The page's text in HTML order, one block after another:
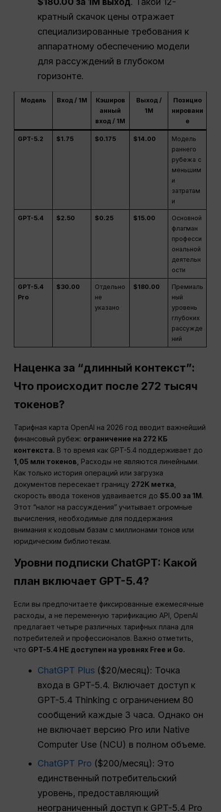
кратный скачок цены отражает
специализированные требования к
аппаратному обеспечению модели
для рассуждений в глубоком
горизонте.
Модель Вход / 1M
Кэширов
анный
вход / 1M
Выход /
1M
Позицио
нировани
е
GPT-5.2 $1.75 $0.175 $14.00
Модель
раннего
рубежа с
меньшим
и
затратам
и
GPT-5.4 $2.50 $0.25 $15.00
Основной
флагман
професси
ональной
деятельн
ости
GPT-5.4
Pro
$30.00
Отдельно
не
указано
$180.00
Премиаль
ный
уровень
глубоких
рассужде
ний
Наценка за “длинный контекст”:
Что происходит после 272 тысяч
токенов?
Тарифная карта OpenAI на 2026 год вводит важнейший
финансовый рубеж: ограничение на 272 КБ
контекста. В то время как GPT-5.4 поддерживает до
1,05 млн токенов , Расходы не являются линейными.
Как только история операций или загрузка
документов пересекает границу 272K метка
скорость ввода токенов удваивается до$5.00 за 1M.
Этот “налог на рассуждения” учитывает огромные
вычисления, необходимые для поддержания
внимания к кодовым базам с миллионами тонов или
юридическим библиотекам.
Уровни подписки ChatGPT: Какой
план включает GPT-5.4?
Если вы предпочитаете фиксированные ежемесячные
расходы, а не переменную тарификацию API, OpenAI
предлагает четыре различных тарифных плана для
потребителей и профессионалов. Важно отметить,
что GPT-5.4 НЕ доступен на уровнях Free и Go.
ChatGPT Plus ($20/месяц): Точка
входа в GPT-5.4. Включает доступ к
GPT-5.4 Thinking с ограничением 80
сообщений каждые 3 часа. Однако он
не включает версию Pro или Native
Computer Use (NCU) в полном объеме.
ChatGPT Pro ($200/месяц): Это
единственный потребительский
уровень, предоставляющий
неограниченный доступ к GPT-5.4 Pro